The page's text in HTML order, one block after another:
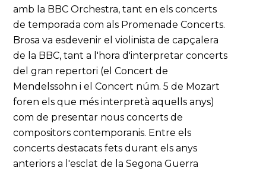
amb la BBC Orchestra, tant en els concerts
de temporada com als Promenade Concerts.
Brosa va esdevenir el violinista de capçalera
de la BBC, tant a l'hora d'interpretar concerts
del gran repertori (el Concert de
Mendelssohn i el Concert núm. 5 de Mozart
foren els que més interpretà aquells anys)
com de presentar nous concerts de
compositors contemporanis. Entre els
concerts destacats fets durant els anys
anteriors a l'esclat de la Segona Guerra